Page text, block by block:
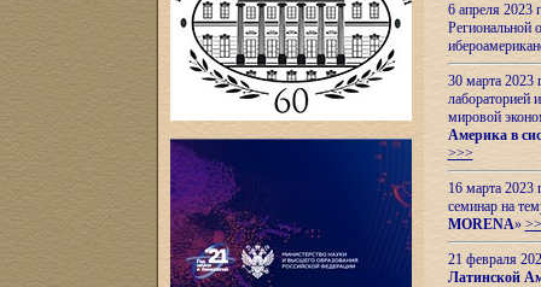
6 апреля
Региональной
30 марта 2023
лабораторией
мировой
Америка в
>>>
16 марта 2023
семинар на
MORENA»
21 февраля
Латинской